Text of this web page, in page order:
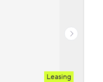
Leasing